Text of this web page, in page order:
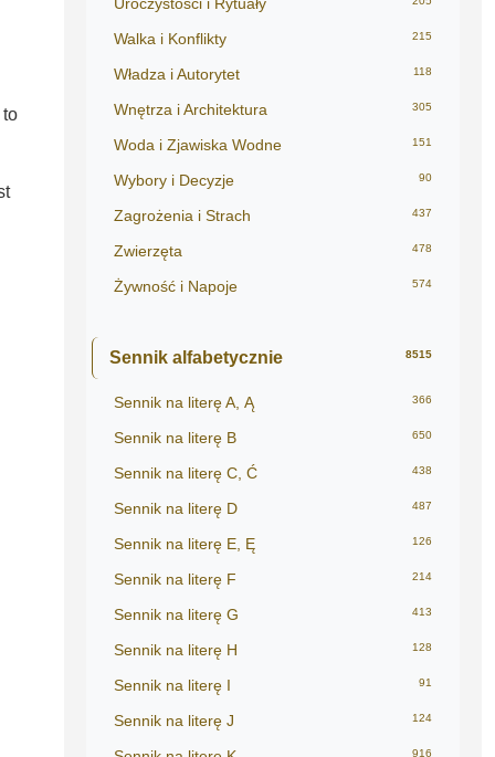
Walka i Konflikty 215
Władza i Autorytet 118
Wnętrza i Architektura 305
Woda i Zjawiska Wodne 151
Wybory i Decyzje 90
Zagrożenia i Strach 437
Zwierzęta 478
Żywność i Napoje 574
Sennik alfabetycznie 8515
Sennik na literę A, Ą 366
Sennik na literę B 650
Sennik na literę C, Ć 438
Sennik na literę D 487
Sennik na literę E, Ę 126
Sennik na literę F 214
Sennik na literę G 413
Sennik na literę H 128
Sennik na literę I 91
Sennik na literę J 124
916